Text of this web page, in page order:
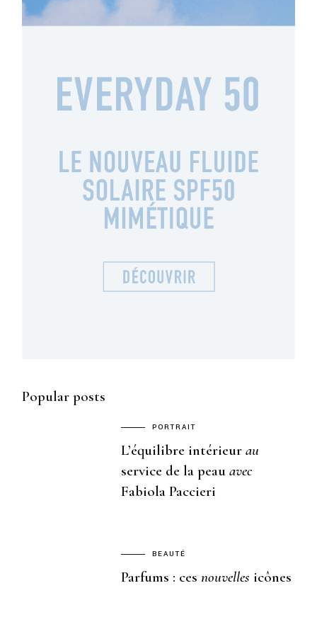
Popular posts
PORTRAIT
L’équilibre intérieurau
service de la peauavec
Fabiola Paccieri
BEAUTÉ
Parfums : cesnouvelles icônes